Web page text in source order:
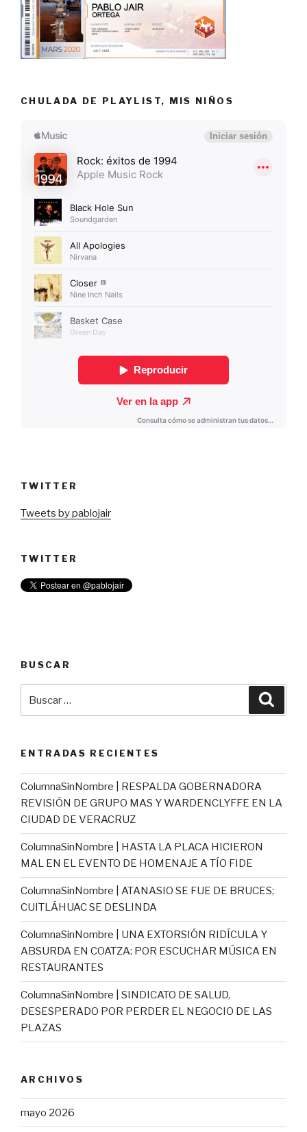
CHULADA DE PLAYLIST, MIS NIÑOS
TWITTER
Tweets by pablojair
TWITTER
BUSCAR
por:
ENTRADAS RECIENTES
ColumnaSinNombre | RESPALDA GOBERNADORA
REVISIÓN DE GRUPO MAS Y WARDENCLYFFE EN LA
CIUDAD DE VERACRUZ
ColumnaSinNombre | HASTA LA PLACA HICIERON
MAL EN EL EVENTO DE HOMENAJE A TÍO FIDE
ColumnaSinNombre | ATANASIO SE FUE DE BRUCES;
CUITLÁHUAC SE DESLINDA
ColumnaSinNombre | UNA EXTORSIÓN RIDÍCULA Y
ABSURDA EN COATZA: POR ESCUCHAR MÚSICA EN
RESTAURANTES
ColumnaSinNombre | SINDICATO DE SALUD,
DESESPERADO POR PERDER EL NEGOCIO DE LAS
PLAZAS
ARCHIVOS
mayo 2026